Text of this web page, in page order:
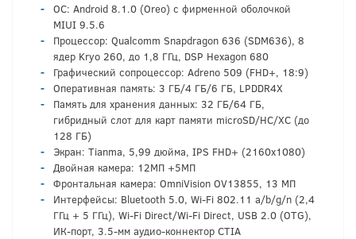
ОС: Android 8.1.0 (Oreo) с фирменной оболочкой
MIUI 9.5.6
Процессор: Qualcomm Snapdragon 636 (SDM636), 8
ядер Kryo 260, до 1,8 ГГц, DSP Hexagon 680
Графический сопроцессор: Adreno 509 (FHD+, 18:9)
Оперативная память: 3 ГБ/4 ГБ/6 ГБ, LPDDR4X
Память для хранения данных: 32 ГБ/64 ГБ,
гибридный слот для карт памяти microSD/HC/XC (до
128 ГБ)
Экран: Tianma, 5,99 дюйма, IPS FHD+ (2160х1080)
Двойная камера: 12МП +5МП
Фронтальная камера: OmniVision OV13855, 13 МП
Интерфейсы: Bluetooth 5.0, Wi-Fi 802.11 a/b/g/n (2,4
ГГц + 5 ГГц), Wi-Fi Direct/Wi-Fi Direct, USB 2.0 (OTG),
ИК-порт, 3.5-мм аудио-коннектор CTIA